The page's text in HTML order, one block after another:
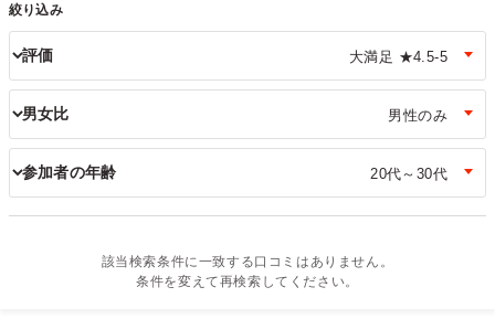
絞り込み
評価
男女比
参加者の年齢
該当検索条件に一致する口コミはありません。
条件を変えて再検索してください。